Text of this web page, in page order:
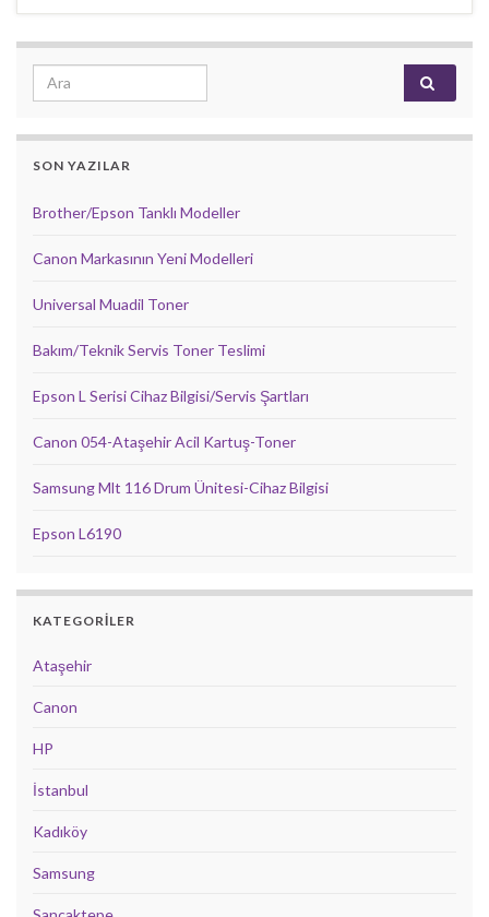
Search for:
SON YAZILAR
Brother/Epson Tanklı Modeller
Canon Markasının Yeni Modelleri
Universal Muadil Toner
Bakım/Teknik Servis Toner Teslimi
Epson L Serisi Cihaz Bilgisi/Servis Şartları
Canon 054-Ataşehir Acil Kartuş-Toner
Samsung Mlt 116 Drum Ünitesi-Cihaz Bilgisi
Epson L6190
KATEGORILER
Ataşehir
Canon
HP
İstanbul
Kadıköy
Samsung